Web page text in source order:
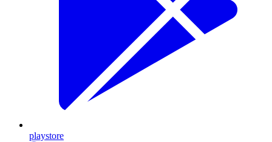
playstore